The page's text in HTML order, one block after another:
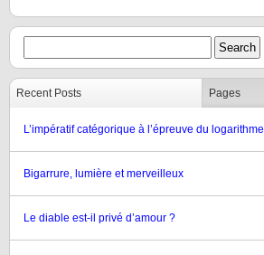
Recent Posts Pages
L’impératif catégorique à l’épreuve du logarithme
Bigarrure, lumière et merveilleux
Le diable est-il privé d’amour ?